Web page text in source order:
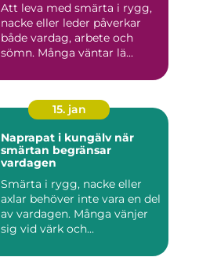
Att leva med smärta i rygg,
nacke eller leder påverkar
både vardag, arbete och
sömn. Många väntar lä...
15. jan
Naprapat i kungälv när
smärtan begränsar
vardagen
Smärta i rygg, nacke eller
axlar behöver inte vara en del
av vardagen. Många vänjer
sig vid värk och...